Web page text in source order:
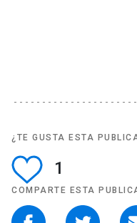
¿TE GUSTA ESTA
1
COMPARTE ESTA